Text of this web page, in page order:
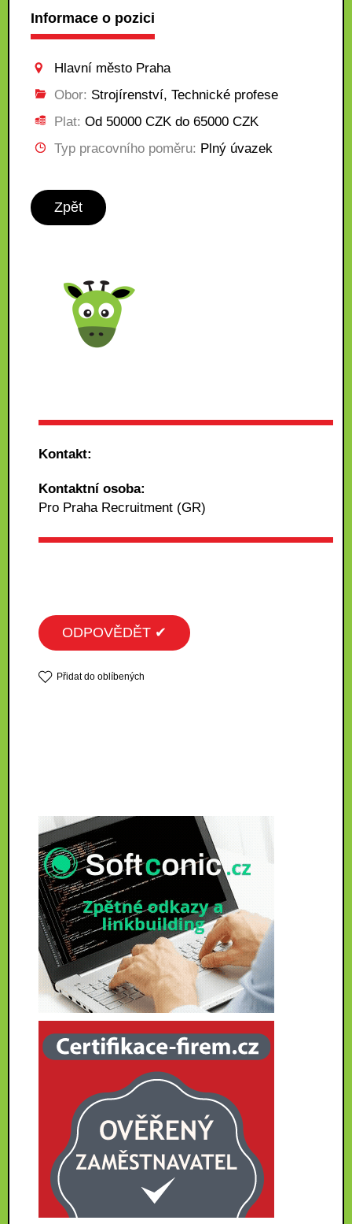
Informace o pozici
Hlavní město Praha
Obor: Strojírenství, Technické profese
Plat: Od 50000 CZK do 65000 CZK
Typ pracovního poměru: Plný úvazek
Zpět
Kontakt:
Kontaktní osoba:
Pro Praha Recruitment (GR)
ODPOVĚDĚT ✔
Přidat do oblíbených